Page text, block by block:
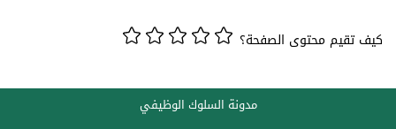
كيف تقيم محتوى الصفحة؟
مدونة السلوك الوظيفي